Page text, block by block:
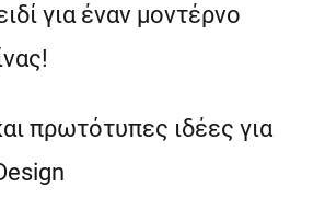
για έναν μοντέρνο
πρωτότυπες ιδέες για